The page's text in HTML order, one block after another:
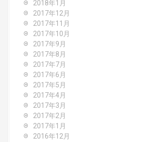
2018年1月
2017年12月
2017年11月
2017年10月
2017年9月
2017年8月
2017年7月
2017年6月
2017年5月
2017年4月
2017年3月
2017年2月
2017年1月
2016年12月